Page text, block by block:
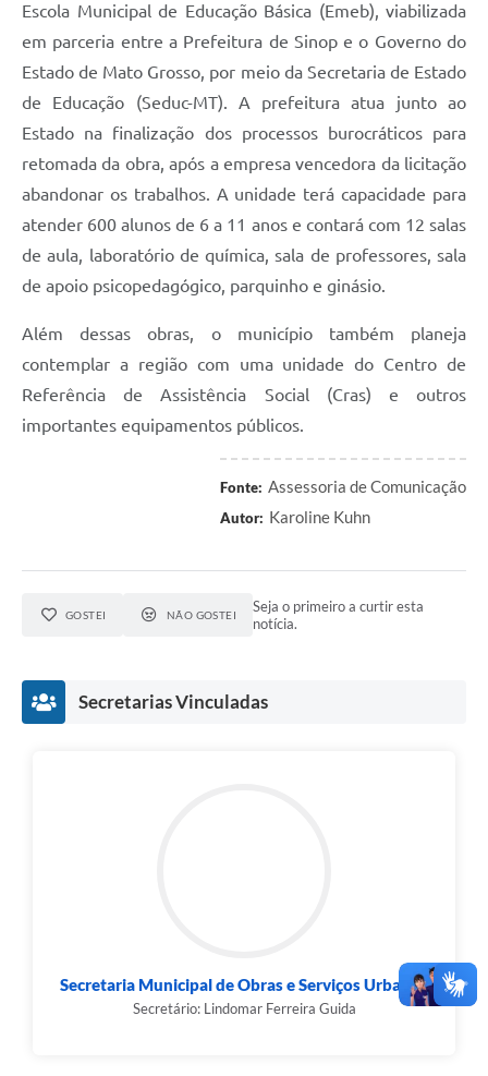
Escola Municipal de Educação Básica (Emeb), viabilizada
em parceria entre a Prefeitura de Sinop e o Governo do
Estado de Mato Grosso, por meio da Secretaria de Estado
de Educação (Seduc-MT). A prefeitura atua junto ao
Estado na finalização dos processos burocráticos para
retomada da obra, após a empresa vencedora da licitação
abandonar os trabalhos. A unidade terá capacidade para
atender 600 alunos de 6 a 11 anos e contará com 12 salas
de aula, laboratório de química, sala de professores, sala
de apoio psicopedagógico, parquinho e ginásio.
Além dessas obras, o município também planeja
contemplar a região com uma unidade do Centro de
Referência de Assistência Social (Cras) e outros
importantes equipamentos públicos.
Fonte: Assessoria de Comunicação
Autor: Karoline Kuhn
GOSTEI NÃO GOSTEI
Seja o primeiro a curtir esta
notícia.
Secretarias Vinculadas
Secretaria Municipal de Obras e Serviços Urbanos
Secretário: Lindomar Ferreira Guida